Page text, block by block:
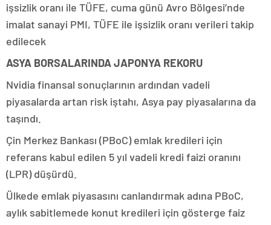
işsizlik oranı ile TÜFE, cuma günü Avro Bölgesi’nde
imalat sanayi PMI, TÜFE ile işsizlik oranı verileri takip
edilecek
ASYA BORSALARINDA JAPONYA REKORU
Nvidia finansal sonuçlarının ardından vadeli
piyasalarda artan risk iştahı, Asya pay piyasalarına da
taşındı.
Çin Merkez Bankası (PBoC) emlak kredileri için
referans kabul edilen 5 yıl vadeli kredi faizi oranını
(LPR) düşürdü.
Ülkede emlak piyasasını canlandırmak adına PBoC,
aylık sabitlemede konut kredileri için gösterge faiz